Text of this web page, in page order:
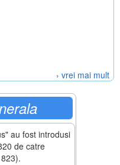
› vrei mai mult
au fost introdusi
de catre